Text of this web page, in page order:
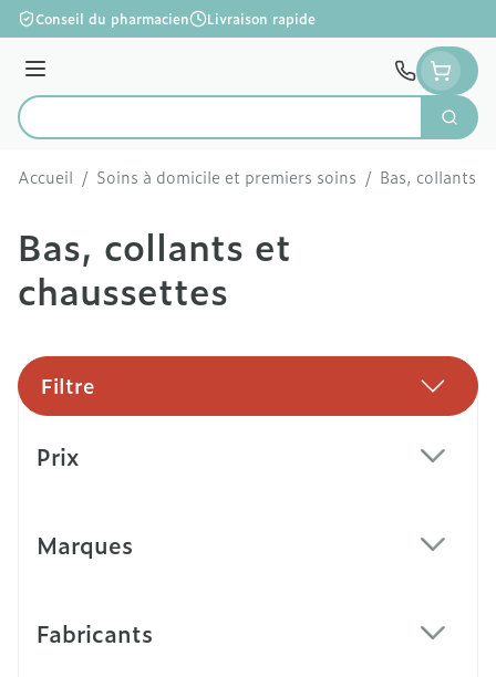
Aller au contenu
Conseil du pharmacien Livraison rapide
Menu
Rechercher
Accueil / Soins à domicile et premiers soins / Bas, collants
Bas, collants et
chaussettes
Filtre
Prix
Marques
Fabricants